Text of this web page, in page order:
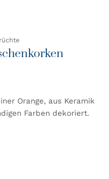
Orange, aus Keramik
Farben dekoriert.